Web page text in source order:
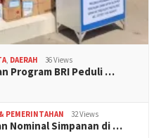
, DAERAH 36 Views
Program BRI Peduli …
PEMERINTAHAN 32 Views
Nominal Simpanan di …